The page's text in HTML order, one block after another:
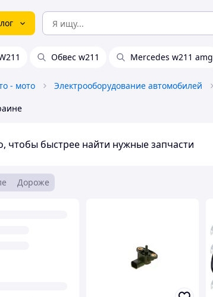
Обвес w211 Mercedes w211 amg
- мото Электрооборудование автомобилей
чтобы быстрее найти нужные запчасти
Дороже